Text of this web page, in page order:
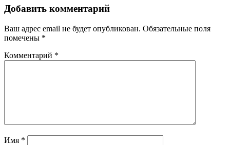
Добавить комментарий
Ваш адрес email не будет опубликован. Обязательные поля
помечены *
Комментарий *
Имя *